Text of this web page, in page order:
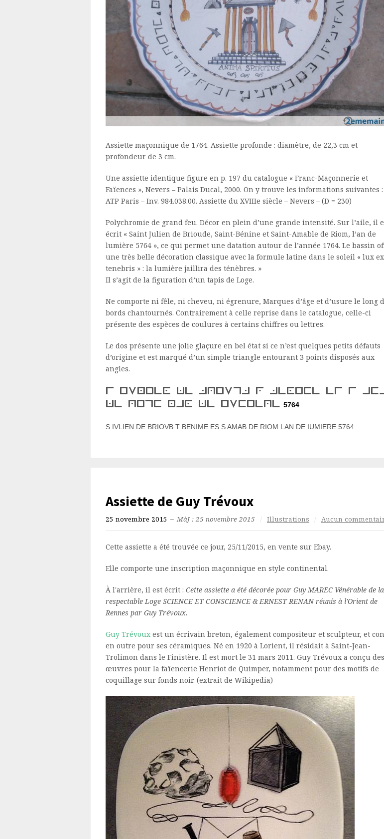
Assiette maçonnique de 1764. Assiette profonde : diamètre, de 22,3 cm et
profondeur de 3 cm.
Une assiette identique figure en p. 197 du catalogue « Franc-Maçonnerie et
Faïences », Nevers – Palais Ducal, 2000. On y trouve les informations suivantes :
ATP Paris – Inv. 984.038.00. Assiette du XVIIIe siècle – Nevers – (D = 230)
Polychromie de grand feu. Décor en plein d’une grande intensité. Sur l’aile, il
écrit « Saint Julien de Brioude, Saint-Bénine et Saint-Amable de Riom, l’an de
lumière 5764 », ce qui permet une datation autour de l’année 1764. Le bassin
une très belle décoration classique avec la formule latine dans le soleil « lux ex
tenebris » : la lumière jaillira des ténèbres. »
Il s’agit de la figuration d’un tapis de Loge.
Ne comporte ni fêle, ni cheveu, ni égrenure, Marques d’âge et d’usure le long
bords chantournés. Contrairement à celle reprise dans le catalogue, celle-ci
présente des espèces de coulures à certains chiffres ou lettres.
Le dos présente une jolie glaçure en bel état si ce n’est quelques petits défauts
d’origine et est marqué d’un simple triangle entourant 3 points disposés aux
angles.
s ivlien de briuob t benime es s
de riom lan de iumiere 5764
S IVLIEN DE BRIOVB T BENIME ES S AMAB DE RIOM LAN DE IUMIERE 5764
Assiette de Guy Trévoux
25 novembre 2015 – MàJ : 25 novembre 2015 / Illustrations / Aucun
Cette assiette a été trouvée ce jour, 25/11/2015, en vente sur Ebay.
Elle comporte une inscription maçonnique en style continental.
À l'arrière, il est écrit : Cette assiette a été décorée pour Guy MAREC Vénérable de la
respectable Loge SCIENCE ET CONSCIENCE & ERNEST RENAN réunis à l'Orient de
Rennes par Guy Trévoux.
Guy Trévoux est un écrivain breton, également compositeur et sculpteur, et
en outre pour ses céramiques. Né en 1920 à Lorient, il résidait à Saint-Jean-
Trolimon dans le Finistère. Il est mort le 31 mars 2011. Guy Trévoux a conçu des
œuvres pour la faïencerie Henriot de Quimper, notamment pour des motifs de
coquillage sur fonds noir. (extrait de Wikipedia)